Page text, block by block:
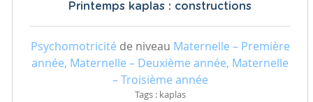
Printemps kaplas : constructions
Psychomotricité de niveau Maternelle – Première
année, Maternelle – Deuxième année, Maternelle
– Troisième année
Tags : kaplas